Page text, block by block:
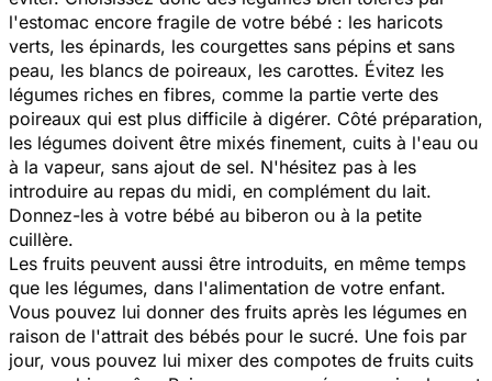
l'estomac encore fragile de votre bébé : les haricots
verts, les épinards, les courgettes sans pépins et sans
peau, les blancs de poireaux, les carottes. Évitez les
légumes riches en fibres, comme la partie verte des
poireaux qui est plus difficile à digérer. Côté préparation,
les légumes doivent être mixés finement, cuits à l'eau ou
à la vapeur, sans ajout de sel. N'hésitez pas à les
introduire au repas du midi, en complément du lait.
Donnez-les à votre bébé au biberon ou à la petite
cuillère.
Les fruits peuvent aussi être introduits, en même temps
que les légumes, dans l'alimentation de votre enfant.
Vous pouvez lui donner des fruits après les légumes en
raison de l'attrait des bébés pour le sucré. Une fois par
jour, vous pouvez lui mixer des compotes de fruits cuits